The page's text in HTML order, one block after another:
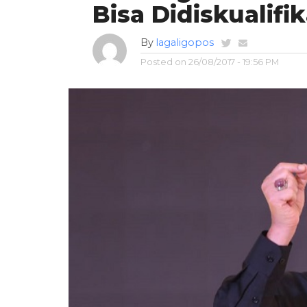
Bisa
By lagaligopos
Posted on 26/08/2017 - 19:56 PM